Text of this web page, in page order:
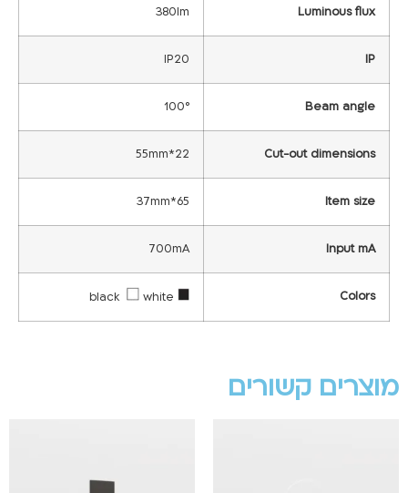
Luminous flux
380lm
IP
IP20
Beam angle
100°
Cut-out dimensions
22*55mm
Item size
65*37mm
Input mA
700mA
Colors
white
מוצרים קשורים